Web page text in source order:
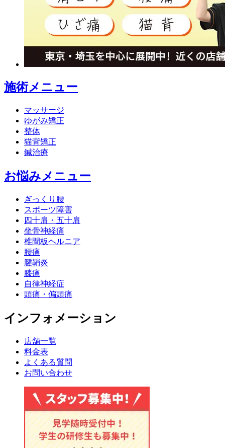
施術メニュー
マッサージ
ゆがみ矯正
整体
猫背矯正
鍼治療
お悩みメニュー
ぎっくり腰
スポーツ障害
四十肩・五十肩
坐骨神経痛
椎間板ヘルニア
腰痛
腱鞘炎
膝痛
自律神経症
頭痛・偏頭痛
インフォメーション
店舗一覧
料金表
よくある質問
お問い合わせ